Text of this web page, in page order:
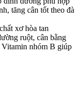
tăng cân tốt theo đà
xơ hòa tan
ruột, cân bằng
Vitamin nhóm B giúp